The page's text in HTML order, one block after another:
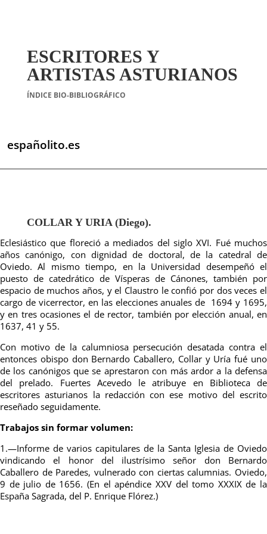
ESCRITORES Y
ARTISTAS ASTURIANOS
ÍNDICE BIO-BIBLIOGRÁFICO
españolito.es
COLLAR Y URIA (Diego).
Eclesiástico que floreció a mediados del siglo XVI. Fué muchos
años canónigo, con dignidad de doctoral, de la catedral de
Oviedo. Al mismo tiempo, en la Universidad desempeñó el
puesto de catedrático de Vísperas de Cánones, también por
espacio de muchos años, y el Claustro le confió por dos veces el
cargo de vicerrector, en las elecciones anuales de 1694 y 1695,
y en tres ocasiones el de rector, también por elección anual, en
1637, 41 y 55.
Con motivo de la calumniosa persecución desatada contra el
entonces obispo don Bernardo Caballero, Collar y Uría fué uno
de los canónigos que se aprestaron con más ardor a la defensa
del prelado. Fuertes Acevedo le atribuye en Biblioteca de
escritores asturianos la redacción con ese motivo del escrito
reseñado seguidamente.
Trabajos sin formar volumen:
1.—Informe de varios capitulares de la Santa Iglesia de Oviedo
vindicando el honor del ilustrísimo señor don Bernardo
Caballero de Paredes, vulnerado con ciertas calumnias. Oviedo,
9 de julio de 1656. (En el apéndice XXV del tomo XXXIX de la
España Sagrada, del P. Enrique Flórez.)